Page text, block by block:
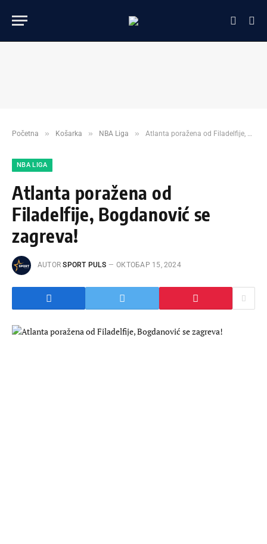
Početna » Košarka » NBA Liga » Atlanta poražena od Filadelfije, Bogdanović se zagreva!
NBA LIGA
Atlanta poražena od
Filadelfije, Bogdanović se
zagreva!
AUTOR SPORT PULS ОКТОБАР 15, 2024